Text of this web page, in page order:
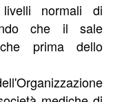
normali di
che il sale
prima dello